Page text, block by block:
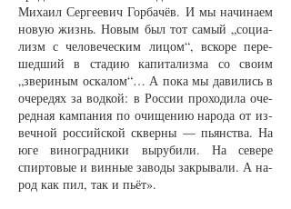
Ми­ха­ил Сер­ге­е­вич Гор­ба­чёв. И мы на­чи­на­ем
но­вую жизнь. Но­вым был тот са­мый „со­ци­а­
лизм с че­ло­ве­чес­ким ли­цом“, вско­ре пе­ре­
шед­ший в ста­дию ка­пи­та­лиз­ма со сво­им
„зве­ри­ным оска­лом“… А по­ка мы да­ви­лись в
оче­ре­дях за вод­кой: в Рос­сии про­хо­ди­ла оче­
ред­ная кам­па­ния по очи­ще­нию на­ро­да от из­
веч­ной рос­сий­ской сквер­ны — пьянст­ва. На
юге ви­но­град­ни­ки вы­ру­би­ли. На се­ве­ре
спир­то­вые и вин­ные за­во­ды за­кры­ва­ли. А на­
род как пил, так и пьёт».